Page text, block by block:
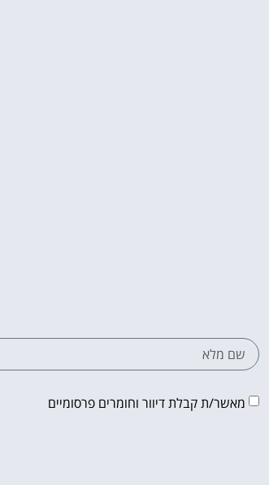
מאשר/ת קבלת דיוור וחומרים פרסומיים